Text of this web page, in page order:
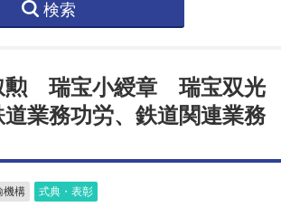
検索
瑞宝小綬章 瑞宝双光
業務功労、鉄道関連業務
機構 式典・表彰